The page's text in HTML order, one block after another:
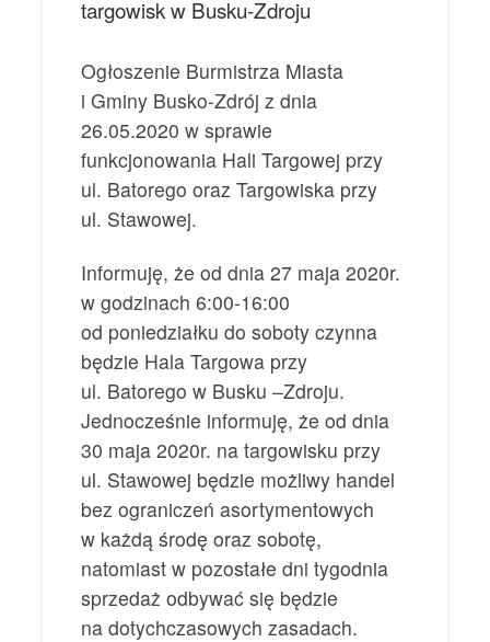
targowisk w Busku-Zdroju
Ogłoszenie Burmistrza Miasta
i Gminy Busko-Zdrój z dnia
26.05.2020 w sprawie
funkcjonowania Hali Targowej przy
ul. Batorego oraz Targowiska przy
ul. Stawowej.
Informuję, że od dnia 27 maja 2020r.
w godzinach 6:00-16:00
od poniedziałku do soboty czynna
będzie Hala Targowa przy
ul. Batorego w Busku –Zdroju.
Jednocześnie informuję, że od dnia
30 maja 2020r. na targowisku przy
ul. Stawowej będzie możliwy handel
bez ograniczeń asortymentowych
w każdą środę oraz sobotę,
natomiast w pozostałe dni tygodnia
sprzedaż odbywać się będzie
na dotychczasowych zasadach.